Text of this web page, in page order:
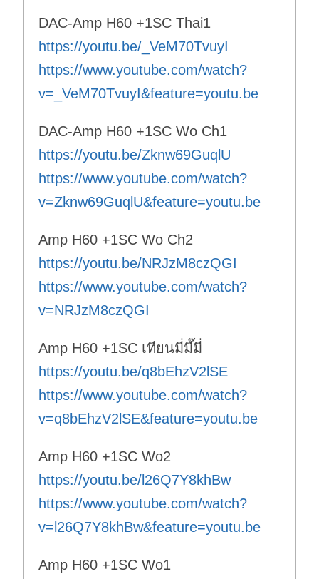
DAC-Amp H60 +1SC Thai1
https://youtu.be/_VeM70TvuyI
https://www.youtube.com/watch?
v=_VeM70TvuyI&feature=youtu.be
DAC-Amp H60 +1SC Wo Ch1
https://youtu.be/Zknw69GuqlU
https://www.youtube.com/watch?
v=Zknw69GuqlU&feature=youtu.be
Amp H60 +1SC Wo Ch2
https://youtu.be/NRJzM8czQGI
https://www.youtube.com/watch?
v=NRJzM8czQGI
Amp H60 +1SC เทียนมี่มี๊มี่
https://youtu.be/q8bEhzV2lSE
https://www.youtube.com/watch?
v=q8bEhzV2lSE&feature=youtu.be
Amp H60 +1SC Wo2
https://youtu.be/l26Q7Y8khBw
https://www.youtube.com/watch?
v=l26Q7Y8khBw&feature=youtu.be
Amp H60 +1SC Wo1